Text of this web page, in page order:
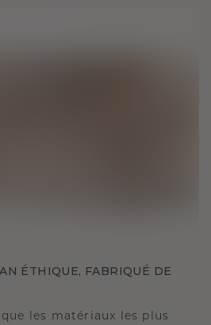
ÉTHIQUE, FABRIQUÉ DE
les matériaux les plus